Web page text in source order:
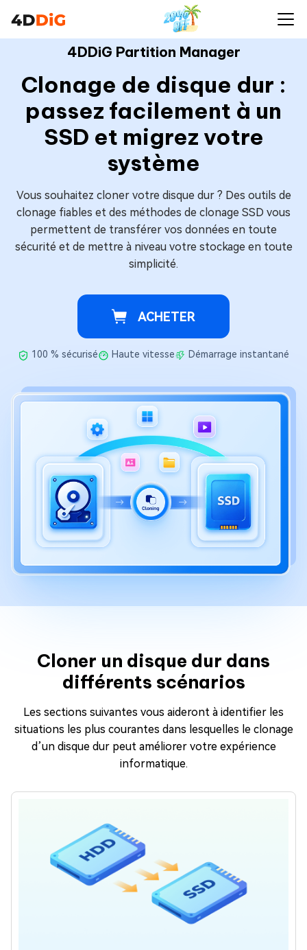
4DDiG Partition Manager
Clonage de disque dur :
passez facilement à un
SSD et migrez votre
système
Vous souhaitez cloner votre disque dur ? Des outils de
clonage fiables et des méthodes de clonage SSD vous
permettent de transférer vos données en toute
sécurité et de mettre à niveau votre stockage en toute
simplicité.
ACHETER
100 % sécurisé Haute vitesse Démarrage instantané
Cloner un disque dur dans
différents scénarios
Les sections suivantes vous aideront à identifier les
situations les plus courantes dans lesquelles le clonage
d’un disque dur peut améliorer votre expérience
informatique.